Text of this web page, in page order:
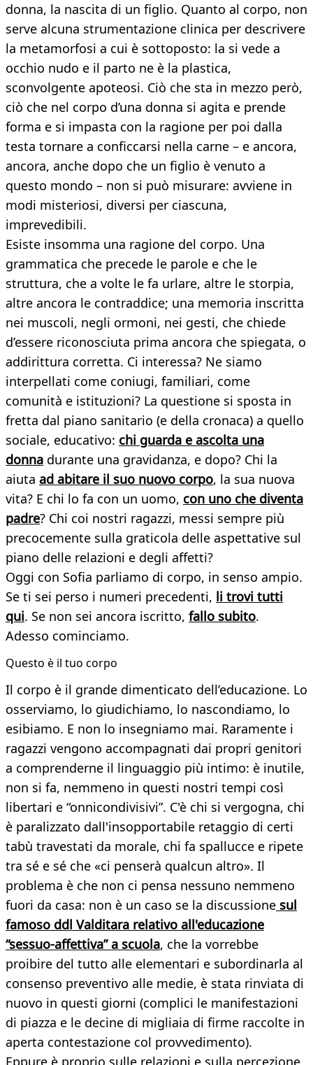
donna, la nascita di un figlio. Quanto al corpo, non
serve alcuna strumentazione clinica per descrivere
la metamorfosi a cui è sottoposto: la si vede a
occhio nudo e il parto ne è la plastica,
sconvolgente apoteosi. Ciò che sta in mezzo però,
ciò che nel corpo d’una donna si agita e prende
forma e si impasta con la ragione per poi dalla
testa tornare a conficcarsi nella carne – e ancora,
ancora, anche dopo che un figlio è venuto a
questo mondo – non si può misurare: avviene in
modi misteriosi, diversi per ciascuna,
imprevedibili.
Esiste insomma una ragione del corpo. Una
grammatica che precede le parole e che le
struttura, che a volte le fa urlare, altre le storpia,
altre ancora le contraddice; una memoria inscritta
nei muscoli, negli ormoni, nei gesti, che chiede
d’essere riconosciuta prima ancora che spiegata, o
addirittura corretta. Ci interessa? Ne siamo
interpellati come coniugi, familiari, come
comunità e istituzioni? La questione si sposta in
fretta dal piano sanitario (e della cronaca) a quello
sociale, educativo: chi guarda e ascolta una
donna durante una gravidanza, e dopo? Chi la
aiuta ad abitare il suo nuovo corpo, la sua nuova
vita? E chi lo fa con un uomo, con uno che diventa
padre? Chi coi nostri ragazzi, messi sempre più
precocemente sulla graticola delle aspettative sul
piano delle relazioni e degli affetti?
Oggi con Sofia parliamo di corpo, in senso ampio.
Se ti sei perso i numeri precedenti, li trovi tutti
qui. Se non sei ancora iscritto, fallo subito.
Adesso cominciamo.
Questo è il tuo corpo
Il corpo è il grande dimenticato dell’educazione. Lo
osserviamo, lo giudichiamo, lo nascondiamo, lo
esibiamo. E non lo insegniamo mai. Raramente i
ragazzi vengono accompagnati dai propri genitori
a comprenderne il linguaggio più intimo: è inutile,
non si fa, nemmeno in questi nostri tempi così
libertari e “onnicondivisivi”. C'è chi si vergogna, chi
è paralizzato dall'insopportabile retaggio di certi
tabù travestati da morale, chi fa spallucce e ripete
tra sé e sé che «ci penserà qualcun altro». Il
problema è che non ci pensa nessuno nemmeno
fuori da casa: non è un caso se la discussione sul
famoso ddl Valditara relativo all'educazione
“sessuo-affettiva” a scuola, che la vorrebbe
proibire del tutto alle elementari e subordinarla al
consenso preventivo alle medie, è stata rinviata di
nuovo in questi giorni (complici le manifestazioni
di piazza e le decine di migliaia di firme raccolte in
aperta contestazione col provvedimento).
Eppure è proprio sulle relazioni e sulla percezione